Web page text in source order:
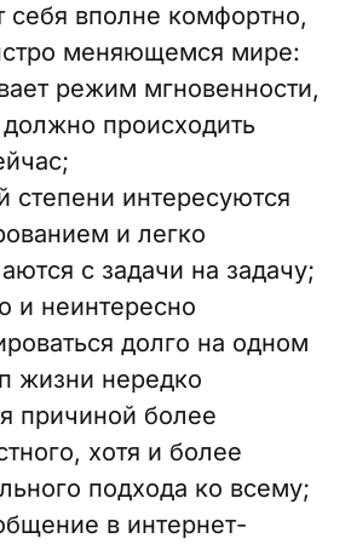
себя вполне комфортно,
меняющемся мире:
режим мгновенности,
должно происходить
степени интересуются
и легко
с задачи на задачу;
и неинтересно
долго на одном
жизни нередко
причиной более
хотя и более
подхода ко всему;
в интернет-